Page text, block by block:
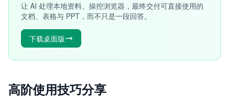
让 AI 处理本地资料、操控浏览器，最终交付可直接使用的
文档、表格与 PPT，而不只是一段回答。
下载桌面版
高阶使用技巧分享